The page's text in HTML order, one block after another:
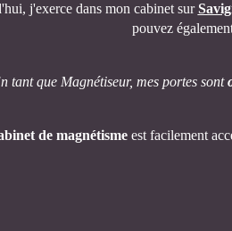
j'exerce dans mon cabinet sur
pouvez
tant que Magnétiseur, mes portes sont
de magnétismeest facilement